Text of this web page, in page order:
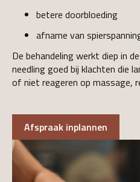
betere doorbloeding
afname van
De behandeling werkt diep in
needling goed bij klachten die
of niet reageren op massage,
Afspraak inplannen